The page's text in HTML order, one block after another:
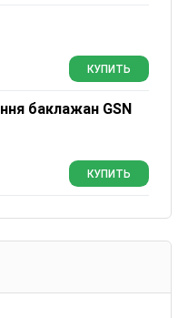
КУПИТЬ
баклажан GSN
КУПИТЬ